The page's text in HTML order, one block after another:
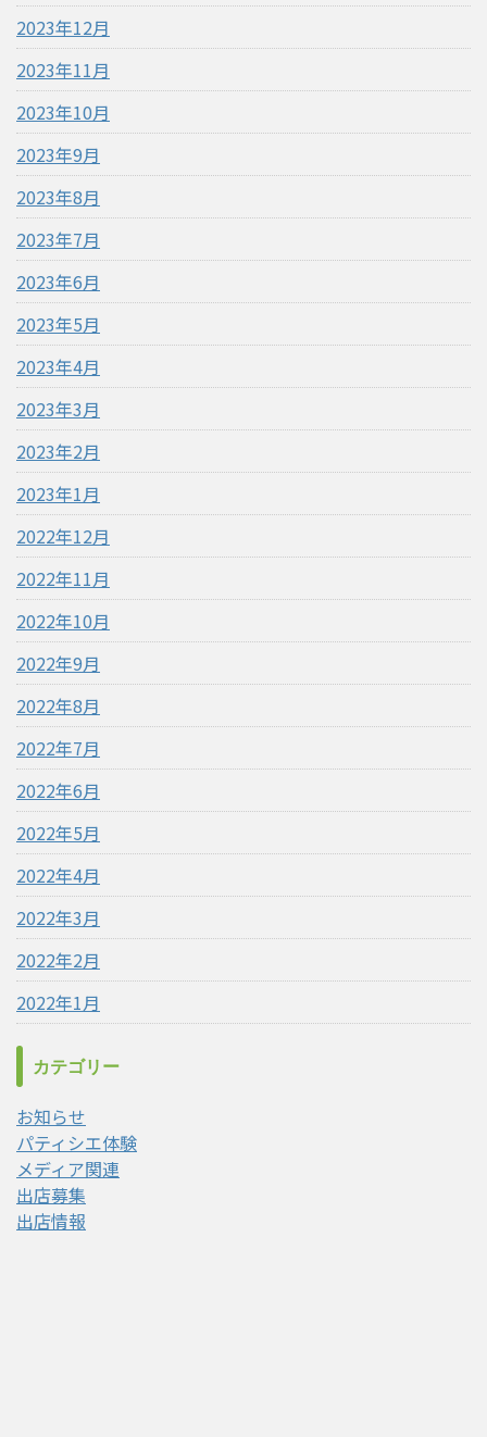
2023年12月
2023年11月
2023年10月
2023年9月
2023年8月
2023年7月
2023年6月
2023年5月
2023年4月
2023年3月
2023年2月
2023年1月
2022年12月
2022年11月
2022年10月
2022年9月
2022年8月
2022年7月
2022年6月
2022年5月
2022年4月
2022年3月
2022年2月
2022年1月
カテゴリー
お知らせ
パティシエ体験
メディア関連
出店募集
出店情報